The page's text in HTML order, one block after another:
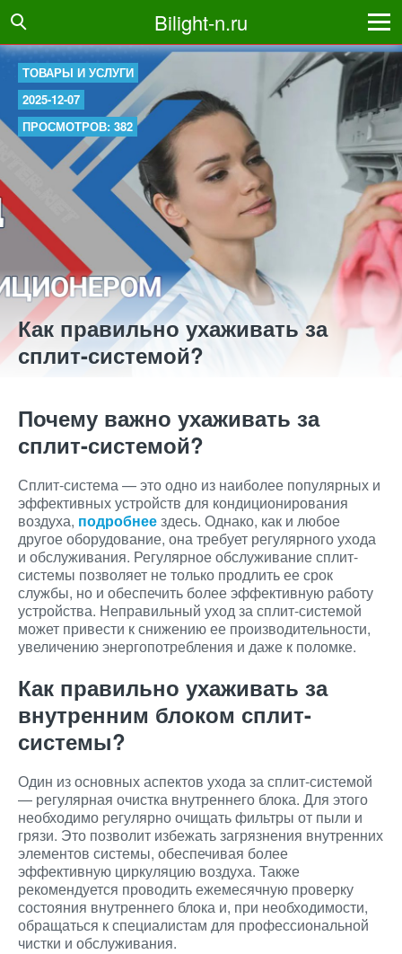
Bilight-n.ru
ТОВАРЫ И УСЛУГИ
2025-12-07
ПРОСМОТРОВ: 382
Как правильно ухаживать за
сплит-системой?
Почему важно ухаживать за
сплит-системой?
Сплит-система — это одно из наиболее популярных и
эффективных устройств для кондиционирования
воздуха, подробнеездесь. Однако, как и любое
другое оборудование, она требует регулярного ухода
и обслуживания. Регулярное обслуживание сплит-
системы позволяет не только продлить ее срок
службы, но и обеспечить более эффективную работу
устройства. Неправильный уход за сплит-системой
может привести к снижению ее производительности,
увеличению энергопотребления и даже к поломке.
Как правильно ухаживать за
внутренним блоком сплит-
системы?
Один из основных аспектов ухода за сплит-системой
— регулярная очистка внутреннего блока. Для этого
необходимо регулярно очищать фильтры от пыли и
грязи. Это позволит избежать загрязнения внутренних
элементов системы, обеспечивая более
эффективную циркуляцию воздуха. Также
рекомендуется проводить ежемесячную проверку
состояния внутреннего блока и, при необходимости,
обращаться к специалистам для профессиональной
чистки и обслуживания.